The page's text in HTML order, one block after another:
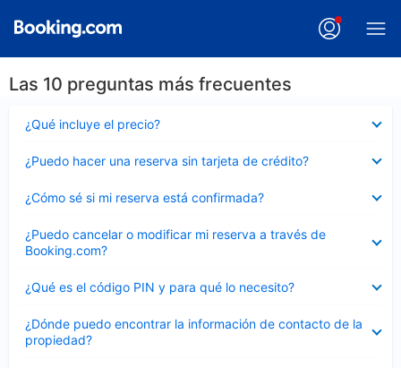
Las 10 preguntas más frecuentes
¿Qué incluye el precio?
cerrado
¿Puedo hacer una reserva sin tarjeta de crédito?
cerrado
¿Cómo sé si mi reserva está confirmada?
cerrado
¿Puedo cancelar o modificar mi reserva a través de
Booking.com?
cerrado
¿Qué es el código PIN y para qué lo necesito?
cerrado
¿Dónde puedo encontrar la información de contacto de la
propiedad?
cerrado